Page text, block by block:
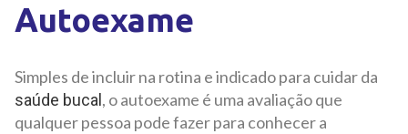
Autoexame
Simples de incluir na rotina e indicado para cuidar da
saúde bucal , o autoexame é uma avaliação que
qualquer pessoa pode fazer para conhecer a